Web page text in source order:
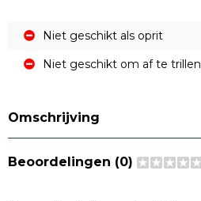
Niet geschikt als oprit
Niet geschikt om af te trillen
Omschrijving
Beoordelingen (0)